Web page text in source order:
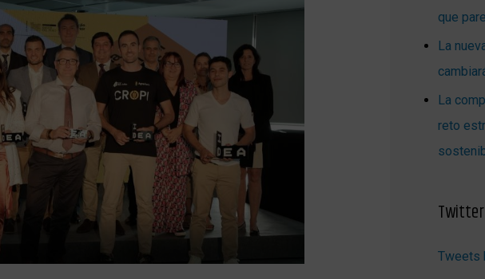
que
La
La
reto
Twitter
Tweets